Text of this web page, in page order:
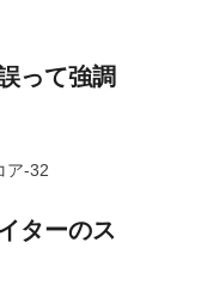
って強調
ア-32
ターのス